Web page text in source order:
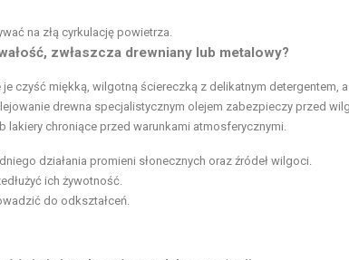
na złą cyrkulację powietrza.
zwłaszcza drewniany lub metalowy?
czyść miękką, wilgotną ściereczką z delikatnym detergentem,
drewna specjalistycznym olejem zabezpieczy przed
chroniące przed warunkami atmosferycznymi.
działania promieni słonecznych oraz źródeł wilgoci.
ich żywotność.
do odkształceń.